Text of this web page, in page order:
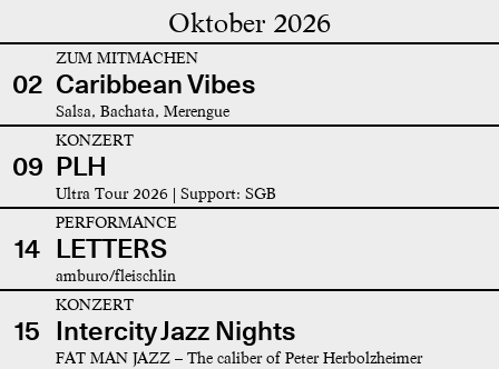
Oktober 2026
02
ZUM MITMACHEN
Caribbean Vibes
Salsa, Bachata, Merengue
09
KONZERT
PLH
Ultra Tour 2026 | Support: SGB
14
PERFORMANCE
LETTERS
amburo/fleischlin
15
KONZERT
Intercity Jazz Nights
FAT MAN JAZZ – The caliber of Peter Herbolzheimer